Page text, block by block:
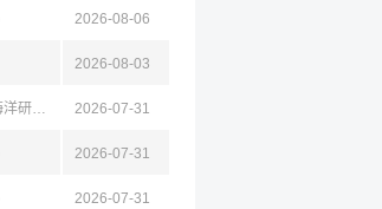
2026-08-06
2026-08-03
中国科学院南海海洋研究所 2026-07-31
2026-07-31
2026-07-31